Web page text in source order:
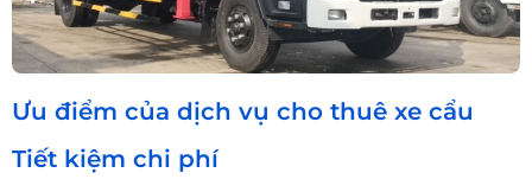
Ưu điểm của dịch vụ cho thuê xe cẩu
Tiết kiệm chi phí